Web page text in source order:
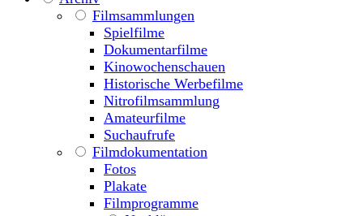
Filmsammlungen
Spielfilme
Dokumentarfilme
Kinowochenschauen
Historische Werbefilme
Nitrofilmsammlung
Amateurfilme
Suchaufrufe
Filmdokumentation
Fotos
Plakate
Filmprogramme